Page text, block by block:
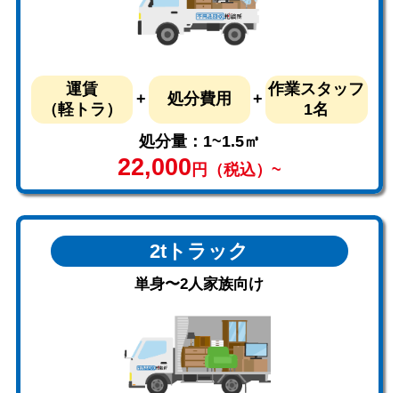
運賃
（軽トラ）
処分費用
作業スタッフ
1名
処分量：1~1.5㎥
22,000 円（税込）~
2tトラック
単身〜2人家族向け